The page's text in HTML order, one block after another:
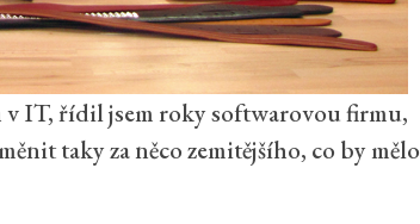
v IT, řídil jsem roky softwarovou firmu,
taky za něco zemitějšího, co by mělo